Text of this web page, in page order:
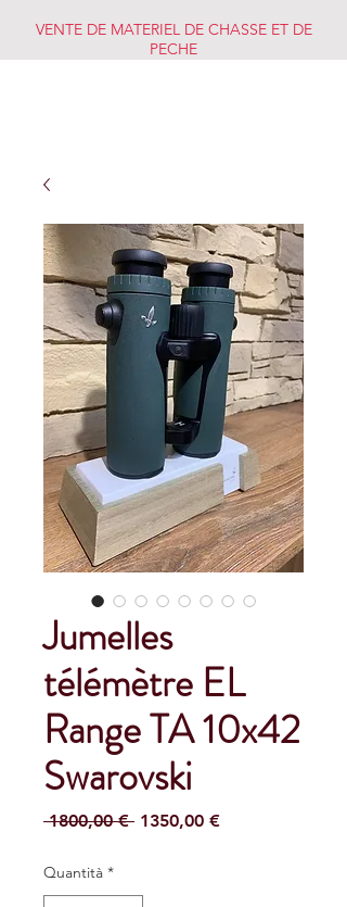
VENTE DE MATERIEL DE CHASSE ET DE
PECHE
Jumelles
télémètre EL
Range TA 10x42
Swarovski
1800,00 € Prezzo
1350,00 €Prezzo
Quantità *